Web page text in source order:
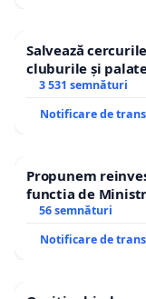
Salvează
cluburile și
3 531 semnături
Notificare de
Propunem
functia de
56 semnături
Notificare de